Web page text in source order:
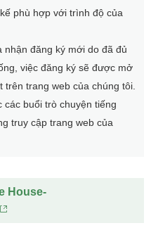
phù hợp với trình độ của
nhận đăng ký mới do đã đủ
việc đăng ký sẽ được mở
trang web của chúng tôi.
các buổi trò chuyện tiếng
truy cập trang web của
House-